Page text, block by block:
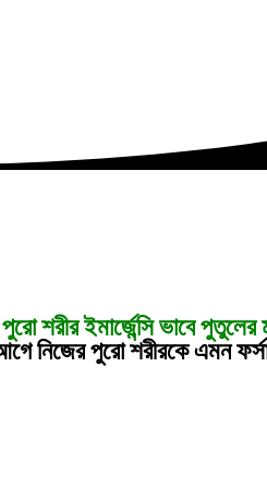
পুরো শরীর ইমার্জেন্সি ভাবে
নিজের পুরো শরীরকে এমন